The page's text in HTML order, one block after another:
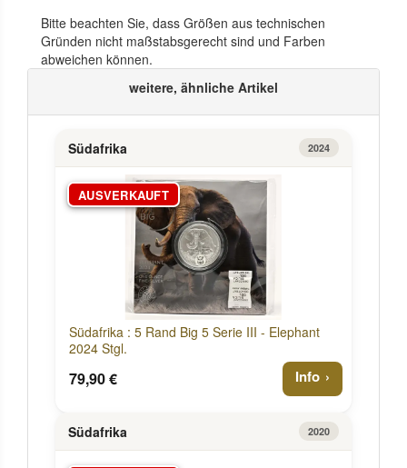
Bitte beachten Sie, dass Größen aus technischen
Gründen nicht maßstabsgerecht sind und Farben
abweichen können.
weitere, ähnliche Artikel
Südafrika 2024
AUSVERKAUFT
Südafrika : 5 Rand Big 5 Serie III - Elephant
2024 Stgl.
79,90 € Info
Südafrika 2020